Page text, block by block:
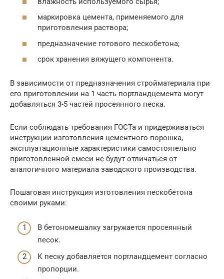
маркировка цемента, применяемого для
приготовления раствора;
предназначение готового пескобетона;
срок хранения вяжущего компонента.
В зависимости от предназначения стройматериала при
его приготовлении на 1 часть портландцемента могут
добавляться 3-5 частей просеянного песка.
Если соблюдать требования ГОСТа и придерживаться
инструкции изготовления цементного порошка,
эксплуатационные характеристики самостоятельно
приготовленной смеси не будут отличаться от
аналогичного материала заводского производства.
Пошаговая инструкция изготовления пескобетона
своими руками:
В бетономешалку загружается просеянный
песок.
К песку добавляется портландцемент согласно
пропорции.